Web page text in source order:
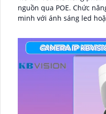
nguồn qua POE. Chức năng giám sát ban đêm thông
minh với ánh sáng led